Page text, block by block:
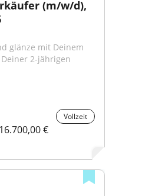
glänze mit Deinem
Vollzeit
€